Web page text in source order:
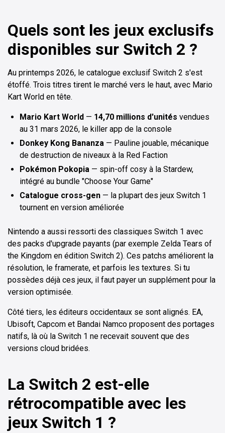
Quels sont les jeux exclusifs
disponibles sur Switch 2 ?
Au printemps 2026, le catalogue exclusif Switch 2 s'est
étoffé. Trois titres tirent le marché vers le haut, avec Mario
Kart World en tête.
Mario Kart World — 14,70 millions d'unités vendues
au 31 mars 2026, le killer app de la console
Donkey Kong Bananza — Pauline jouable, mécanique
de destruction de niveaux à la Red Faction
Pokémon Pokopia — spin-off cosy à la Stardew,
intégré au bundle "Choose Your Game"
Catalogue cross-gen — la plupart des jeux Switch 1
tournent en version améliorée
Nintendo a aussi ressorti des classiques Switch 1 avec
des packs d'upgrade payants (par exemple Zelda Tears of
the Kingdom en édition Switch 2). Ces patchs améliorent la
résolution, le framerate, et parfois les textures. Si tu
possèdes déjà ces jeux, il faut payer un supplément pour la
version optimisée.
Côté tiers, les éditeurs occidentaux se sont alignés. EA,
Ubisoft, Capcom et Bandai Namco proposent des portages
natifs, là où la Switch 1 ne recevait souvent que des
versions cloud bridées.
La Switch 2 est-elle
rétrocompatible avec les
jeux Switch 1 ?